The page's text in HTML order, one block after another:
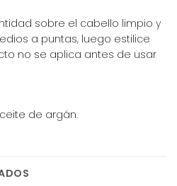
sobre el cabello limpio y
a puntas, luego estilice
no se aplica antes de usar
de argán.